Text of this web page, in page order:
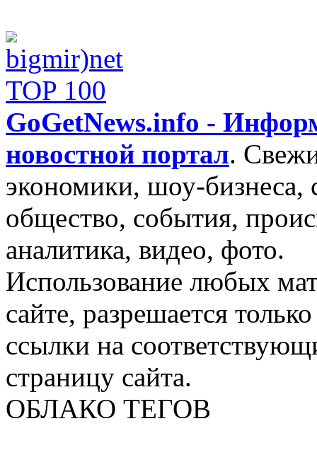
GoGetNews.info -
новостной портал.
экономики, шоу-бизнеса,
общество, события,
аналитика, видео, фото.
Использование любых
сайте, разрешается
ссылки на
страницу сайта.
ОБЛАКО ТЕГОВ